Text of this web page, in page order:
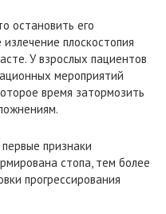
остановить его
плоскостопия
У взрослых пациентов
мероприятий
время затормозить
признаки
стопа, тем более
прогрессирования